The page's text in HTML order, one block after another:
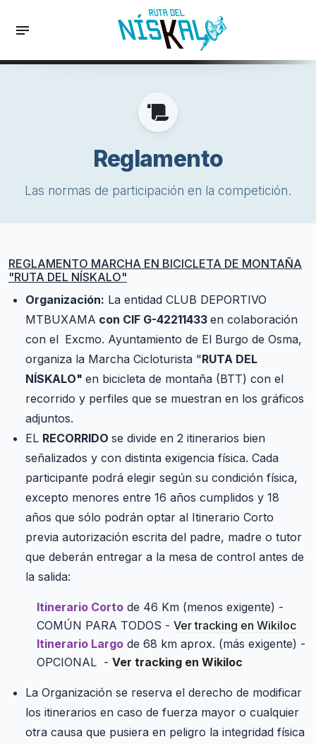
Reglamento
Las normas de participación en la competición.
REGLAMENTO MARCHA EN BICICLETA DE MONTAÑA
"RUTA DEL NÍSKALO"
Organización: La entidad CLUB DEPORTIVO
MTBUXAMA con CIF G-42211433 en colaboración
con el Excmo. Ayuntamiento de El Burgo de Osma,
organiza la Marcha Cicloturista "RUTA DEL
NÍSKALO" en bicicleta de montaña (BTT) con el
recorrido y perfiles que se muestran en los gráficos
adjuntos.
EL RECORRIDO se divide en 2 itinerarios bien
señalizados y con distinta exigencia física. Cada
participante podrá elegir según su condición física,
excepto menores entre 16 años cumplidos y 18
años que sólo podrán optar al Itinerario Corto
previa autorización escrita del padre, madre o tutor
que deberán entregar a la mesa de control antes de
la salida:
Itinerario Corto de 46 Km (menos exigente) -
COMÚN PARA TODOS - Ver tracking en Wikiloc
Itinerario Largo de 68 km aprox. (más exigente) -
OPCIONAL - Ver tracking en Wikiloc
La Organización se reserva el derecho de modificar
los itinerarios en caso de fuerza mayor o cualquier
otra causa que pusiera en peligro la integridad física